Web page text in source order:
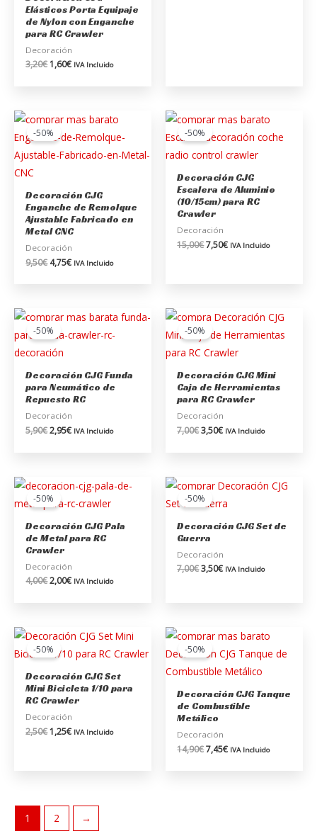
Elásticos Porta Equipaje
de Nylon con Enganche
para RC Crawler
Decoración
3,20€1,60€ IVA Incluido
-50%
Decoración CJG
Enganche de Remolque
Ajustable Fabricado en
Metal CNC
Decoración
9,50€
El
precio
original
era:
9,50€.
4,75€
El
precio
actual
es:
4,75€.
IVA Incluido
-50%
Decoración CJG
Escalera de Aluminio
(10/15cm) para RC
Crawler
Decoración
15,00€
El
precio
original
era:
15,00€.
7,50€
El
precio
actual
7,50€.
IVA Incluido
-50%
Decoración CJG Funda
para Neumático de
Repuesto RC
Decoración
5,90€
El
precio
original
era:
5,90€.
2,95€
El
precio
actual
IVA Incluido
-50%
Decoración CJG Mini
Caja de Herramientas
para RC Crawler
Decoración
7,00€
El
precio
original
era:
7,00€.
3,50€
El
precio
actual
es:
3,50€.
IVA Incluido
-50%
Decoración CJG Pala
de Metal para RC
Crawler
Decoración
4,00€
El
precio
original
4,00€.
2,00€
El
precio
actual
2,00€.
IVA Incluido
-50%
Decoración CJG Set de
Guerra
Decoración
7,00€
El
precio
original
7,00€.
3,50€
El
precio
actual
3,50€.
IVA Incluido
-50%
Decoración CJG Set
Mini Bicicleta 1/10 para
RC Crawler
Decoración
2,50€
El
precio
original
2,50€.
1,25€
El
precio
actual
1,25€.
IVA Incluido
-50%
Decoración CJG Tanque
de Combustible
Metálico
Decoración
14,90€
El
precio
original
era:
14,90€.
7,45€
El
precio
actual
es:
7,45€.
IVA Incluido
1 2 →